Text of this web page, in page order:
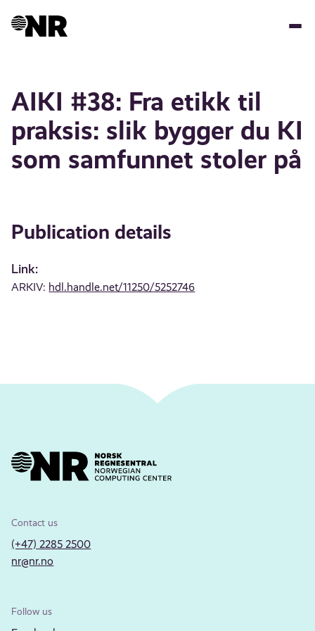
AIKI #38: Fra etikk til
praksis: slik bygger du KI
som samfunnet stoler på
Publication details
Link:
ARKIV: hdl.handle.net/11250/5252746
Contact us
(+47) 2285 2500
nr@nr.no
Follow us